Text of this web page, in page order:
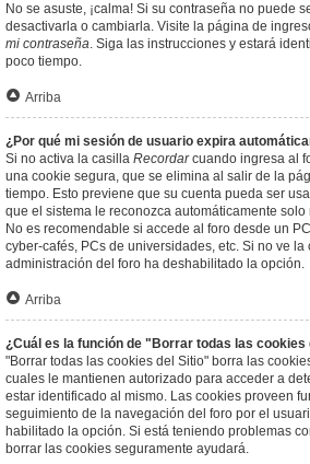
No se asuste, ¡calma! Si su contraseña no puede
desactivarla o cambiarla. Visite la página de
mi contraseña. Siga las instrucciones y estará
poco tiempo.
Arriba
¿Por qué mi sesión de usuario expira
Si no activa la casilla Recordarcuando ingresa al
una cookie segura, que se elimina al salir de la
tiempo. Esto previene que su cuenta pueda ser
que el sistema le reconozca automáticamente
No es recomendable si accede al foro desde un
cyber-cafés, PCs de universidades, etc. Si no ve
administración del foro ha deshabilitado la opción.
Arriba
¿Cuál es la función de "Borrar todas las cookies
"Borrar todas las cookies del Sitio" borra las
cuales le mantienen autorizado para acceder a
estar identificado al mismo. Las cookies proveen
seguimiento de la navegación del foro por el
habilitado la opción. Si está teniendo problemas
borrar las cookies seguramente ayudará.